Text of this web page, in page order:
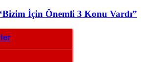
İçin Önemli 3 Konu Vardı”